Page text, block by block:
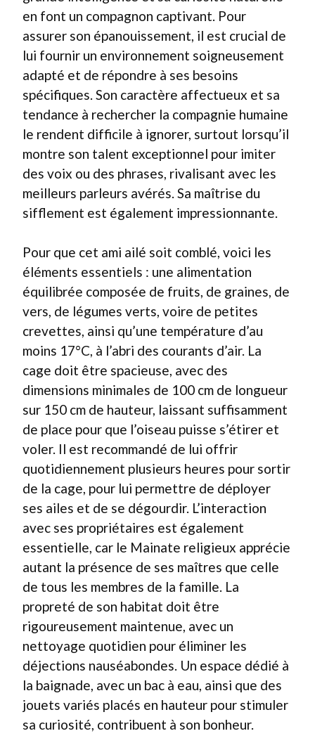
en font un compagnon captivant. Pour
assurer son épanouissement, il est crucial de
lui fournir un environnement soigneusement
adapté et de répondre à ses besoins
spécifiques. Son caractère affectueux et sa
tendance à rechercher la compagnie humaine
le rendent difficile à ignorer, surtout lorsqu’il
montre son talent exceptionnel pour imiter
des voix ou des phrases, rivalisant avec les
meilleurs parleurs avérés. Sa maîtrise du
sifflement est également impressionnante.
Pour que cet ami ailé soit comblé, voici les
éléments essentiels : une alimentation
équilibrée composée de fruits, de graines, de
vers, de légumes verts, voire de petites
crevettes, ainsi qu’une température d’au
moins 17°C, à l’abri des courants d’air. La
cage doit être spacieuse, avec des
dimensions minimales de 100 cm de longueur
sur 150 cm de hauteur, laissant suffisamment
de place pour que l’oiseau puisse s’étirer et
voler. Il est recommandé de lui offrir
quotidiennement plusieurs heures pour sortir
de la cage, pour lui permettre de déployer
ses ailes et de se dégourdir. L’interaction
avec ses propriétaires est également
essentielle, car le Mainate religieux apprécie
autant la présence de ses maîtres que celle
de tous les membres de la famille. La
propreté de son habitat doit être
rigoureusement maintenue, avec un
nettoyage quotidien pour éliminer les
déjections nauséabondes. Un espace dédié à
la baignade, avec un bac à eau, ainsi que des
jouets variés placés en hauteur pour stimuler
sa curiosité, contribuent à son bonheur.